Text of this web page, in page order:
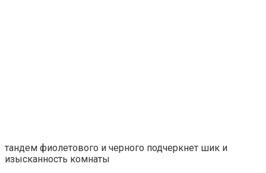
тандем фиолетового и черного подчеркнет шик и
изысканность комнаты